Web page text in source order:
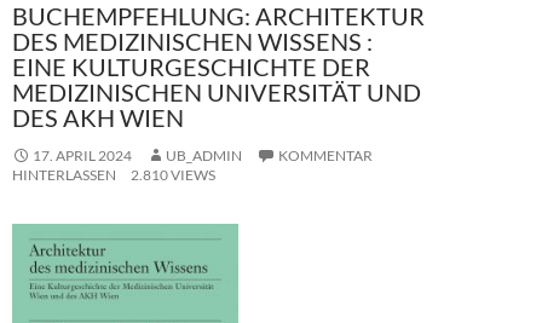
BUCHEMPFEHLUNG: ARCHITEKTUR
DES MEDIZINISCHEN WISSENS :
EINE KULTURGESCHICHTE DER
MEDIZINISCHEN UNIVERSITÄT UND
DES AKH WIEN
17. APRIL 2024 UB_ADMIN
KOMMENTAR
HINTERLASSEN
2.810 VIEWS